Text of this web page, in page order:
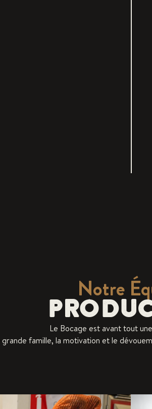
Notre
Le Bocage est avant tout
famille, la motivation et le